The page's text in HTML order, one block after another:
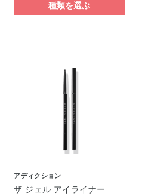
種類を選ぶ
アディクション
ザ ジェル アイライナー